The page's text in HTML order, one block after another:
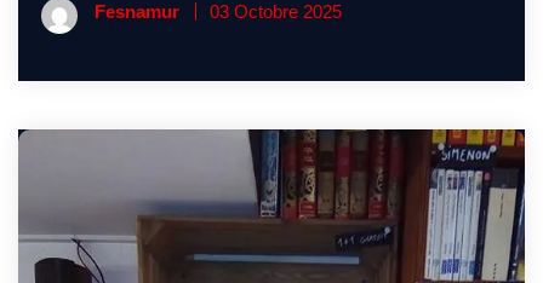
Fesnamur 03 Octobre 2025